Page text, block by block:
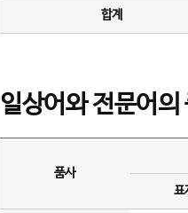
합계
일상어와 전문어의
품사
표